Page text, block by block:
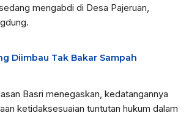
mengabdi di Desa Pajeruan,
Diimbau Tak Bakar Sampah
Basri menegaskan, kedatangannya
ketidaksesuaian tuntutan hukum dalam